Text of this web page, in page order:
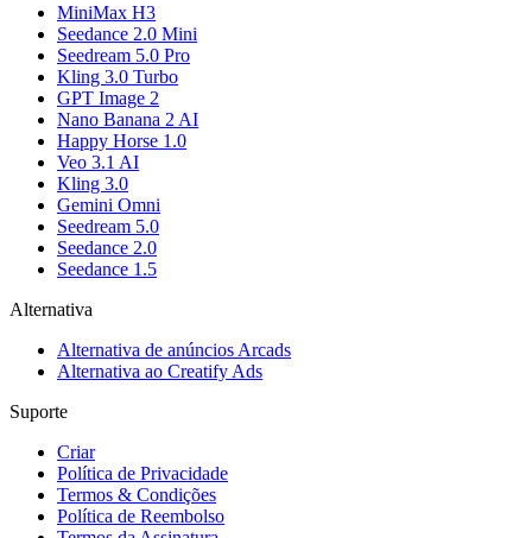
MiniMax H3
Seedance 2.0 Mini
Seedream 5.0 Pro
Kling 3.0 Turbo
GPT Image 2
Nano Banana 2 AI
Happy Horse 1.0
Veo 3.1 AI
Kling 3.0
Gemini Omni
Seedream 5.0
Seedance 2.0
Seedance 1.5
Alternativa
Alternativa de anúncios Arcads
Alternativa ao Creatify Ads
Suporte
Criar
Política de Privacidade
Termos & Condições
Política de Reembolso